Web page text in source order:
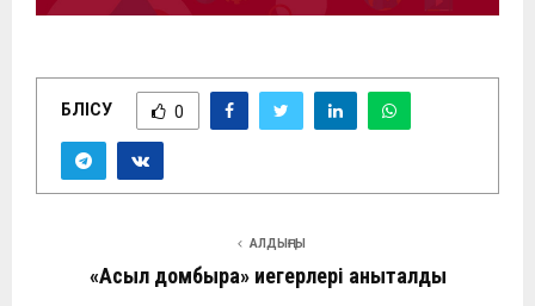
БӨЛІСУ 0
АЛДЫҢҒЫ
«Асыл домбыра» иегерлері анықталды